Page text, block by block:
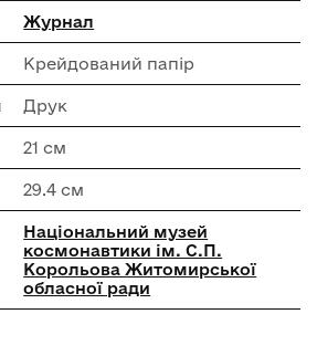
Журнал
Крейдований папір
Друк
21 см
29.4 см
Національний музей
космонавтики ім. С.П.
Корольова Житомирської
обласної ради